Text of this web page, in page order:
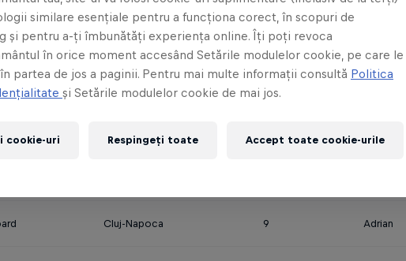
Cluj-Napoca 5
Brașov 6
Cluj-Napoca 9 Adrian
similare esențiale pentru a funcționa corect, în scopuri de
și pentru a-ți îmbunătăți experiența online. Îți poți revoca
în orice moment accesând Setările modulelor cookie, pe care le
partea de jos a paginii. Pentru mai multe informații consultă Politica
și Setările modulelor cookie de mai jos.
cookie-uri Respingeți toate Accept toate cookie-urile